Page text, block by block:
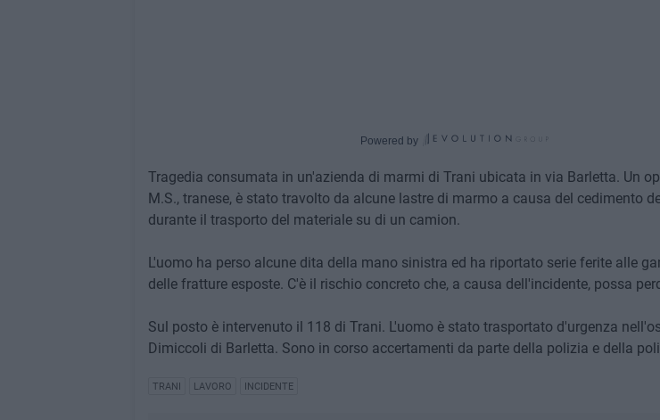
Powered by
Tragedia consumata in un'azienda di marmi di Trani ubicata in via Barletta. Un
M.S., tranese, è stato travolto da alcune lastre di marmo a causa del cedimento
durante il trasporto del materiale su di un camion.
L'uomo ha perso alcune dita della mano sinistra ed ha riportato serie ferite alle
delle fratture esposte. C'è il rischio concreto che, a causa dell'incidente, possa
Sul posto è intervenuto il 118 di Trani. L'uomo è stato trasportato d'urgenza
Dimiccoli di Barletta. Sono in corso accertamenti da parte della polizia e della
TRANI LAVORO INCIDENTE